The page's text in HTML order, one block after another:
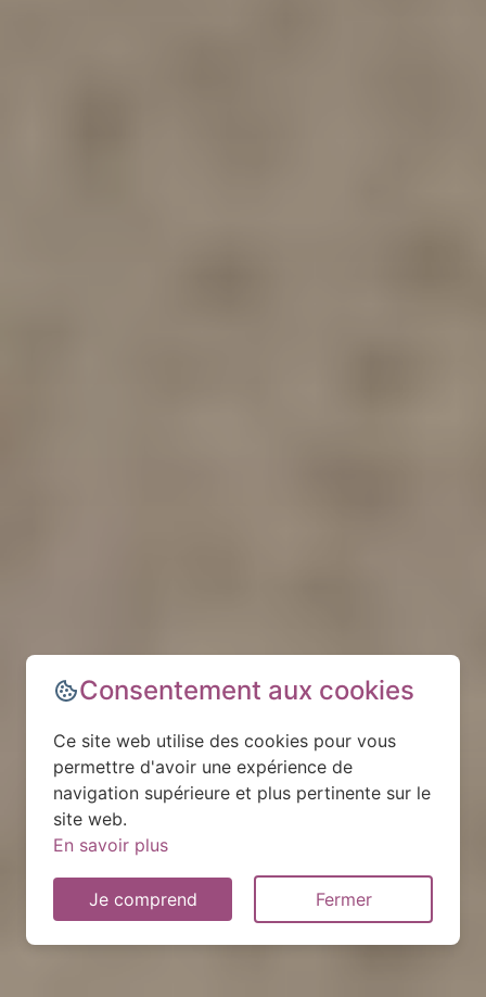
Consentement aux cookies
Ce site web utilise des cookies pour vous
permettre d'avoir une expérience de
navigation supérieure et plus pertinente sur le
site web.
En savoir plus
Je comprend Fermer